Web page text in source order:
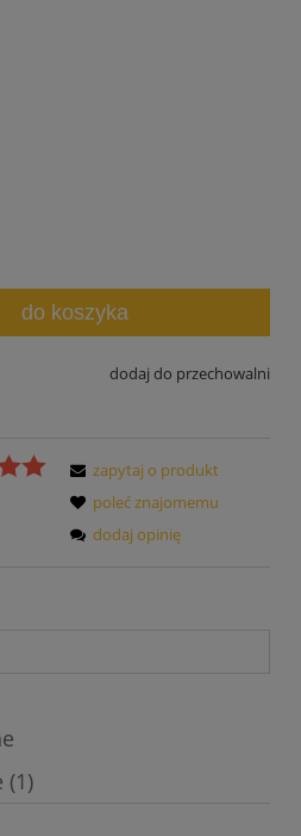
do koszyka
dodaj do przechowalni
zapytaj o produkt
poleć znajomemu
dodaj opinię
kosztów płatności
(1)